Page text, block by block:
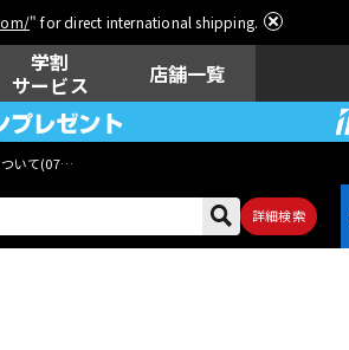
" for direct international shipping.
学割
サービス
店舗一覧
いて(07月29日
詳細検索